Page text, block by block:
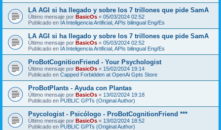
LA AGI si ha llegado y sobre los 7 trillones que pide SamA
Último mensaje por BasicOs « 05/03/2024 02:52
Publicado en IA Inteligencia Artificial, APIs bilingual Eng/Es
LA AGI si ha llegado y sobre los 7 trillones que pide SamA
Último mensaje por BasicOs « 05/03/2024 02:52
Publicado en IA Inteligencia Artificial, APIs bilingual Eng/Es
ProBotCognitionFriend - Your Psychologist
Último mensaje por BasicOs « 15/02/2024 19:14
Publicado en Capped Forbidden at OpenAi Gpts Store
ProBotPlants - Ayuda con Plantas
Último mensaje por BasicOs « 13/02/2024 19:18
Publicado en PUBLIC GPTs (Original Author)
Psycologist - Psicólogo - ProBotCognitionFriend ***
Último mensaje por BasicOs « 13/02/2024 18:52
Publicado en PUBLIC GPTs (Original Author)